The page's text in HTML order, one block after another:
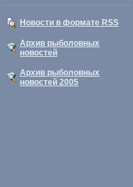
Новости в формате RSS
Архив рыболовных
новостей
Архив рыболовных
новостей 2005